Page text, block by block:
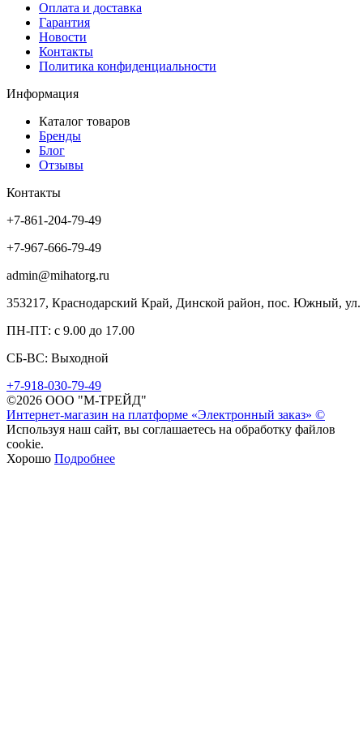
Оплата и доставка
Гарантия
Новости
Контакты
Политика конфиденциальности
Информация
Каталог товаров
Бренды
Блог
Отзывы
Контакты
+7-861-204-79-49
+7-967-666-79-49
admin@mihatorg.ru
353217, Краснодарский Край, Динской район, пос. Южный, ул.
ПН-ПТ: с 9.00 до 17.00
СБ-ВС: Выходной
+7-918-030-79-49
©2026 ООО "М-ТРЕЙД"
Интернет-магазин на платформе «Электронный заказ» ©
Используя наш сайт, вы соглашаетесь на обработку файлов
cookie.
Хорошо Подробнее